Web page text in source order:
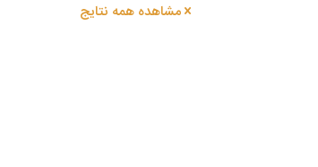
مشاهده همه نتایج